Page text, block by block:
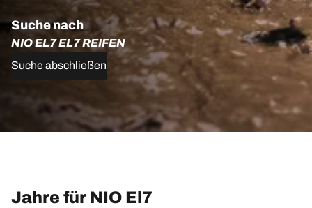
Suche nach
NIO EL7 EL7 REIFEN
Suche abschließen
Jahre für NIO El7